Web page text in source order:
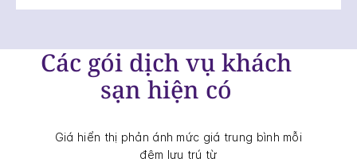
Các gói dịch vụ khách
sạn hiện có
Giá hiển thị phản ánh mức giá trung bình mỗi
đêm lưu trú từ